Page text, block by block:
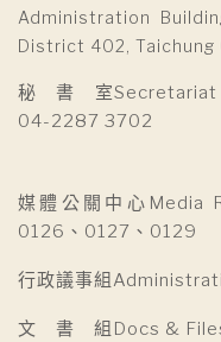
Administration
District 402, Taichung
秘 書 室Secretariat
04-2287 3702
媒體公關中心Media
0126、0127、0129
行政議事組
文 書 組Docs &